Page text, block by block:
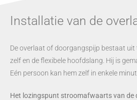
Installatie van de
De overlaat of doorgangspijp bestaat uit
zelf en de flexibele hoofdslang. Hij is
Eén persoon kan hem zelf in enkele
Het lozingspunt stroomafwaarts van de